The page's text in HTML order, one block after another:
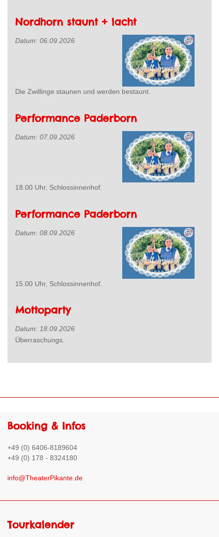
Nordhorn staunt + lacht
Datum: 06.09.2026
Die Zwillinge staunen und werden bestaunt.
Performance Paderborn
Datum: 07.09.2026
18.00 Uhr, Schlossinnenhof.
Performance Paderborn
Datum: 08.09.2026
15.00 Uhr, Schlossinnenhof.
Mottoparty
Datum: 18.09.2026
Überraschungs.
Booking & Infos
+49 (0) 6406-8189604
+49 (0) 178 - 8324180
info@TheaterPikante.de
Tourkalender